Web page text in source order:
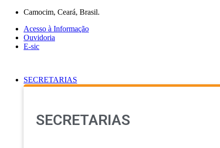
conteúdo
Camocim, Ceará, Brasil.
Acesso à Informação
Ouvidoria
E-sic
SECRETARIAS
SECRETARIAS